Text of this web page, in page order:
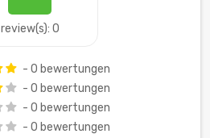
review(s): 0
- 0 bewertungen
- 0 bewertungen
- 0 bewertungen
- 0 bewertungen